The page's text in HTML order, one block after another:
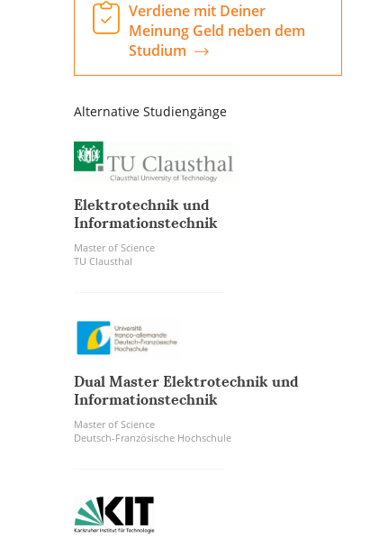
Verdiene mit Deiner
Meinung Geld neben dem
Studium
Alternative Studiengänge
Elektrotechnik und
Informationstechnik
Master of Science
TU Clausthal
Dual Master Elektrotechnik und
Informationstechnik
Master of Science
Deutsch-Französische Hochschule